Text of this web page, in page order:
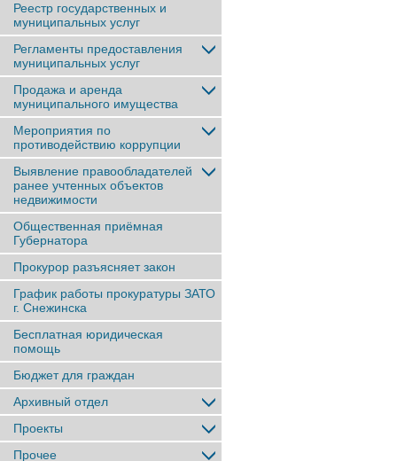
Реестр государственных и
муниципальных услуг
Регламенты предоставления
муниципальных услуг
Продажа и аренда
муниципального имущества
Мероприятия по
противодействию коррупции
Выявление правообладателей
ранее учтенныx объектов
недвижимости
Общественная приёмная
Губернатора
Прокурор разъясняет закон
График работы прокуратуры ЗАТО
г. Снежинска
Бесплатная юридическая
помощь
Бюджет для граждан
Архивный отдел
Проекты
Прочее